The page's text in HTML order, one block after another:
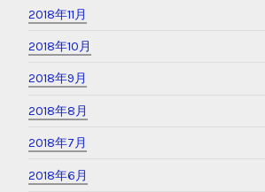
2018年11月
2018年10月
2018年9月
2018年8月
2018年7月
2018年6月